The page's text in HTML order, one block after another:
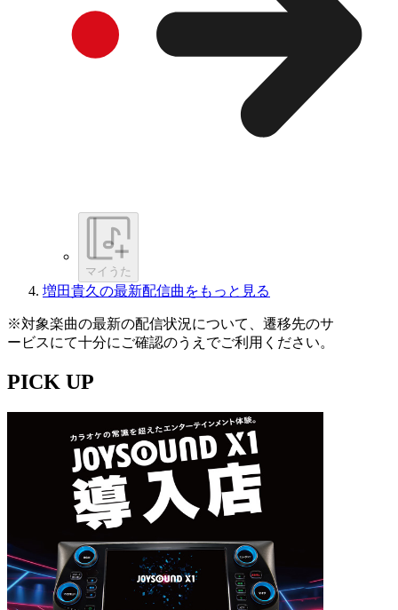
マイうた
増田貴久の最新配信曲をもっと見る
※対象楽曲の最新の配信状況について、遷移先のサ
ービスにて十分にご確認のうえでご利用ください。
PICK UP